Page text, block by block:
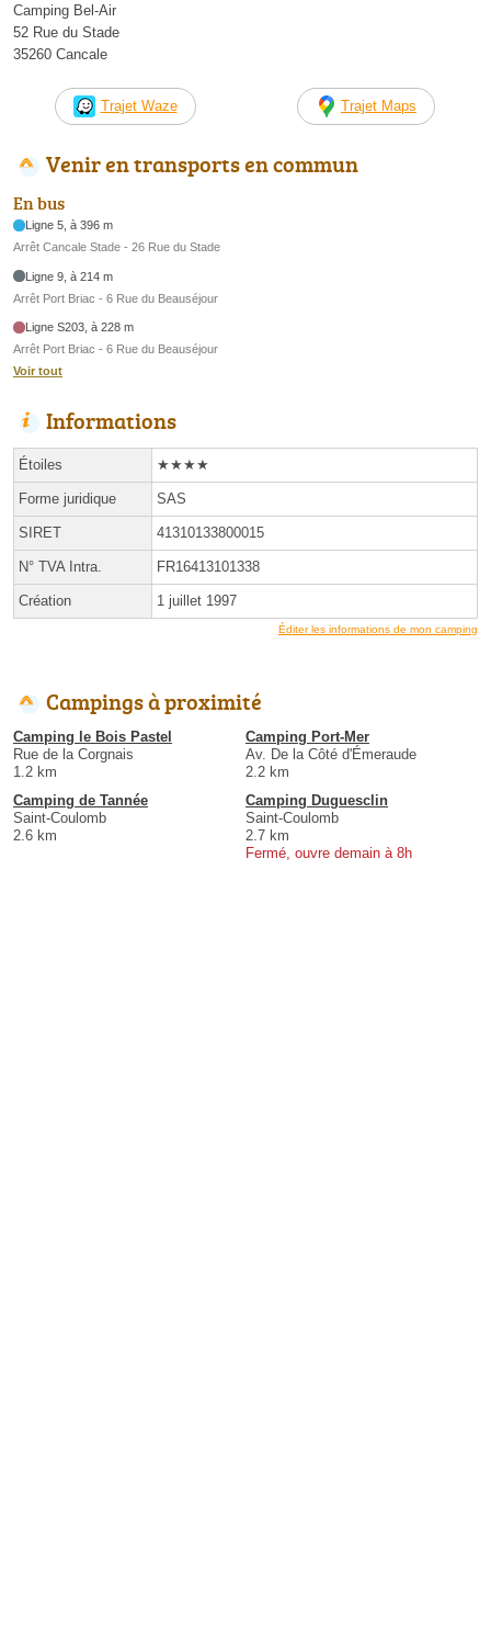
Camping Bel-Air
52 Rue du Stade
35260 Cancale
Trajet Waze Trajet Maps
Venir en transports en commun
En bus
Ligne 5, à 396 m
Arrêt Cancale Stade - 26 Rue du Stade
Ligne 9, à 214 m
Arrêt Port Briac - 6 Rue du Beauséjour
Ligne S203, à 228 m
Arrêt Port Briac - 6 Rue du Beauséjour
Voir tout
Informations
Étoiles ★★★★
Forme juridique SAS
SIRET 41310133800015
N° TVA Intra. FR16413101338
Création 1 juillet 1997
Éditer les informations de mon camping
Campings à proximité
Camping le Bois Pastel
Rue de la Corgnais
1.2 km
Camping Port-Mer
Av. De la Côté d'Émeraude
2.2 km
Camping de Tannée
Saint-Coulomb
2.6 km
Camping Duguesclin
Saint-Coulomb
2.7 km
Fermé, ouvre demain à 8h